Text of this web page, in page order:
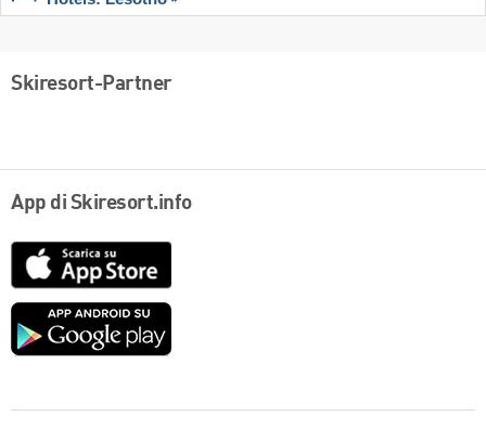
Skiresort-Partner
App di Skiresort.info
Google